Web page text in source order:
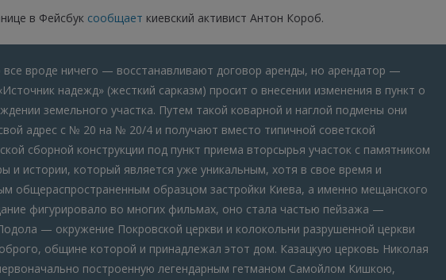
в Фейсбук сообщает киевский активист Антон Короб.
все вроде ничего — восстанавливают договор аренды, но арендатор —
надежд» (жесткий сарказм) просит о внесении изменения в пункт о
земельного участка. Путем такой коварной и наглой подмены они
адрес с № 20 на № 20/4 и получают вместо типичной советской
сборной конструкции под пункт приема вторсырья участок с памятником
и истории, который является уже уникальным, хотя в свое время и
общераспространенным образцом застройки Киева, а именно мещанского
фигурировало во многих фильмах, оно стала частью пейзажа —
— окружение Покровской церкви и колокольни разрушенной церкви
общине которой и принадлежал этот дом. Казацкую церковь Николая
построенную легендарным гетманом Самойлом Кишкою,